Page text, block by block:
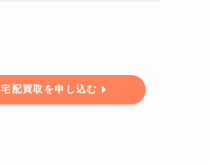
宅配買取を申し込む